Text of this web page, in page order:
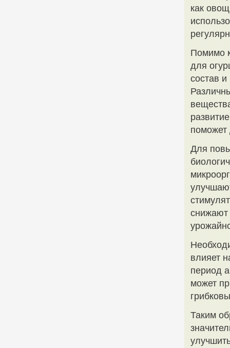
как
Помимо
для
состав
поможет
Для
снижают
влияет
период
может
Таким